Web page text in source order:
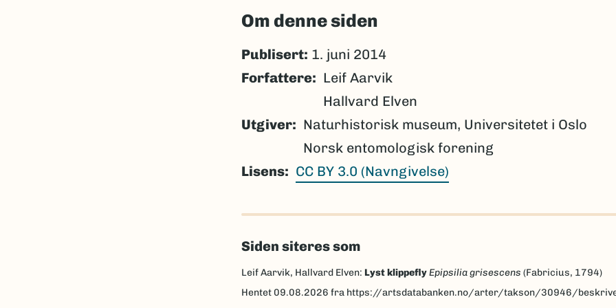
Om denne siden
Publisert: 1. juni 2014
Forfattere
Leif Aarvik
Hallvard Elven
Utgiver
Naturhistorisk museum, Universitetet i Oslo
Norsk entomologisk forening
Lisens
CC BY 3.0 (Navngivelse)
Siden siteres som
Leif Aarvik, Hallvard Elven: Lyst klippeflyEpipsilia grisescens (Fabricius, 1794)
Hentet 09.08.2026 fra https://artsdatabanken.no/arter/takson/30946/